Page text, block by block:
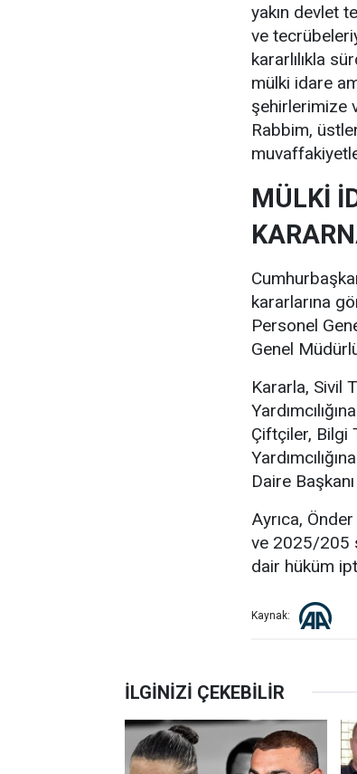
yakın devlet
ve
kararlılıkla
mülki idare
şehirlerimize
Rabbim,
MÜLKİ
kararlarına
Personel
Genel
Kararla, Sivil
Çiftçiler, Bilgi
Daire
Ayrıca,
ve 2025/205
dair hüküm
Kaynak: